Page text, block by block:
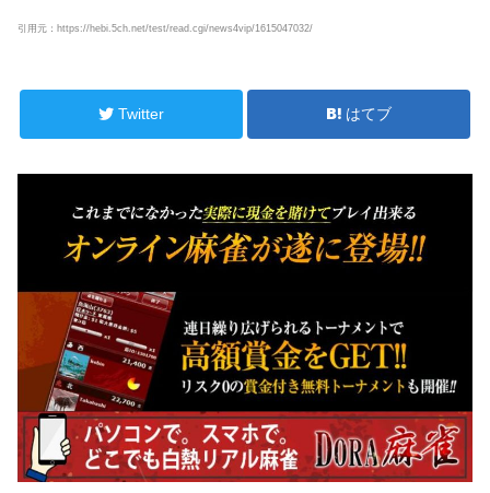
引用元：https://hebi.5ch.net/test/read.cgi/news4vip/1615047032/
Twitter はてブ